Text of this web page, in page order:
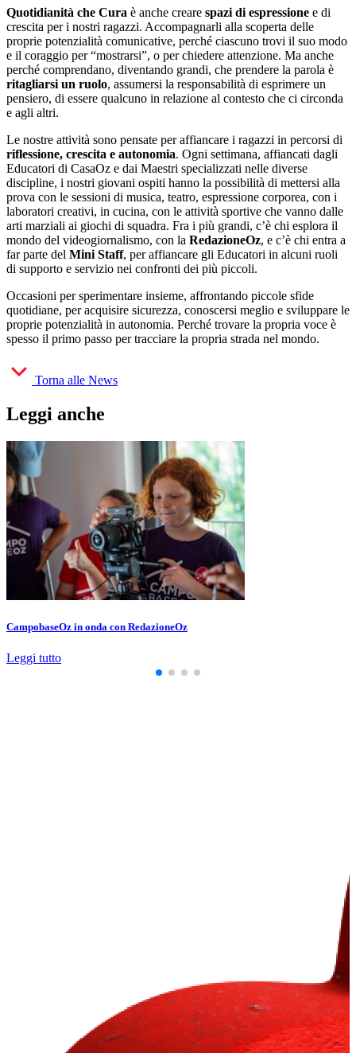
Quotidianità che Cura è anche creare spazi di espressione e di
crescita per i nostri ragazzi. Accompagnarli alla scoperta delle
proprie potenzialità comunicative, perché ciascuno trovi il suo modo
e il coraggio per “mostrarsi”, o per chiedere attenzione. Ma anche
perché comprendano, diventando grandi, che prendere la parola è
ritagliarsi un ruolo, assumersi la responsabilità di esprimere un
pensiero, di essere qualcuno in relazione al contesto che ci circonda
e agli altri.
Le nostre attività sono pensate per affiancare i ragazzi in percorsi di
riflessione, crescita e autonomia. Ogni settimana, affiancati dagli
Educatori di CasaOz e dai Maestri specializzati nelle diverse
discipline, i nostri giovani ospiti hanno la possibilità di mettersi alla
prova con le sessioni di musica, teatro, espressione corporea, con i
laboratori creativi, in cucina, con le attività sportive che vanno dalle
arti marziali ai giochi di squadra. Fra i più grandi, c’è chi esplora il
mondo del videogiornalismo, con la RedazioneOz, e c’è chi entra a
far parte del Mini Staff, per affiancare gli Educatori in alcuni ruoli
di supporto e servizio nei confronti dei più piccoli.
Occasioni per sperimentare insieme, affrontando piccole sfide
quotidiane, per acquisire sicurezza, conoscersi meglio e sviluppare le
proprie potenzialità in autonomia. Perché trovare la propria voce è
spesso il primo passo per tracciare la propria strada nel mondo.
Torna alle News
Leggi anche
CampobaseOz in onda con RedazioneOz
Leggi tutto